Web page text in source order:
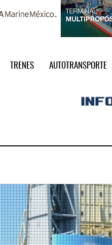
TRENES AUTOTRANSPORTE
MSC incorpora servicio PAMEX
...
12 JUL 2026